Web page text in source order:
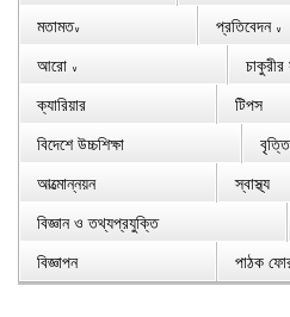
মতামত∨ প্রতিবেদন ∨
আরো ∨
ক্যারিয়ার
টিপস
বিদেশে উচ্চশিক্ষা
বৃত্তি
আত্মোন্নয়ন
স্বাস্থ্য
বিজ্ঞান ও তথ্যপ্রযুক্তি
বিজ্ঞাপন
পাঠক